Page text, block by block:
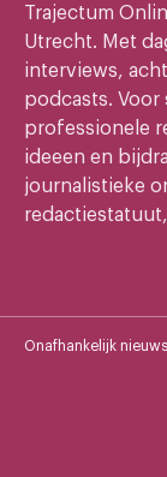
Trajectum
Utrecht. Met
interviews,
podcasts. Voor
professionele
ideeen en
journalistieke
Onafhankelijk